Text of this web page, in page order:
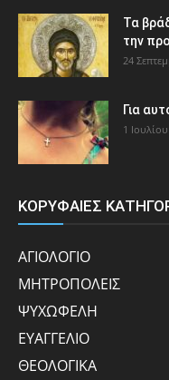
Τα
την
24
Για
1
ΚΟΡΥΦΑΙΕΣ
ΑΓΙΟΛΟΓΙΟ
ΜΗΤΡΟΠΟΛΕΙΣ
ΨΥΧΩΦΕΛΗ
ΕΥΑΓΓΕΛΙΟ
ΘΕΟΛΟΓΙΚΑ